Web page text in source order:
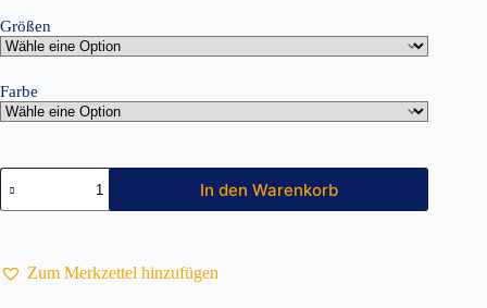
Größen
Farbe
Softshelljacke
m.
Kapuze
In den Warenkorb
Zum Merkzettel hinzufügen